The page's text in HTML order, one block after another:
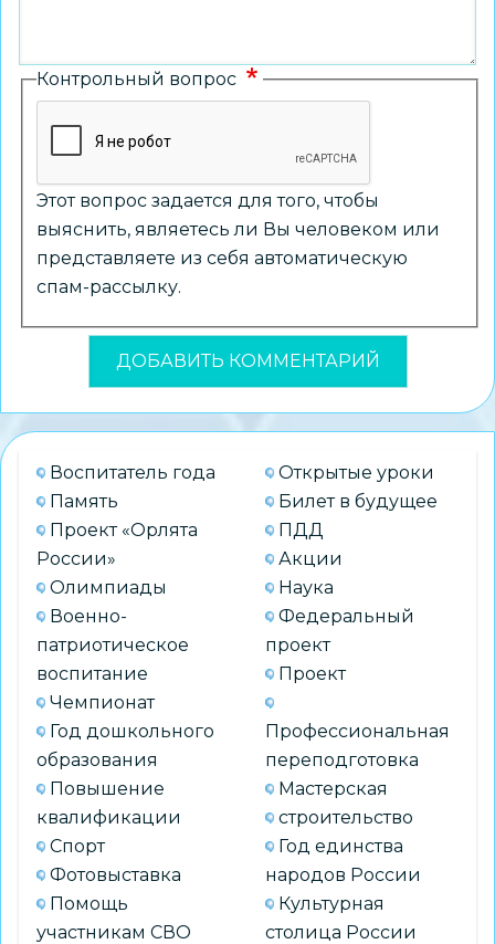
Контрольный вопрос
Этот вопрос задается для того, чтобы
выяснить, являетесь ли Вы человеком или
представляете из себя автоматическую
спам-рассылку.
Воспитатель года
Память
Проект «Орлята
России»
Олимпиады
Военно-
патриотическое
воспитание
Чемпионат
Год дошкольного
образования
Повышение
квалификации
Спорт
Фотовыставка
Помощь
участникам СВО
Открытые уроки
Билет в будущее
ПДД
Акции
Наука
Федеральный
проект
Проект
Профессиональная
переподготовка
Мастерская
строительство
Год единства
народов России
Культурная
столица России